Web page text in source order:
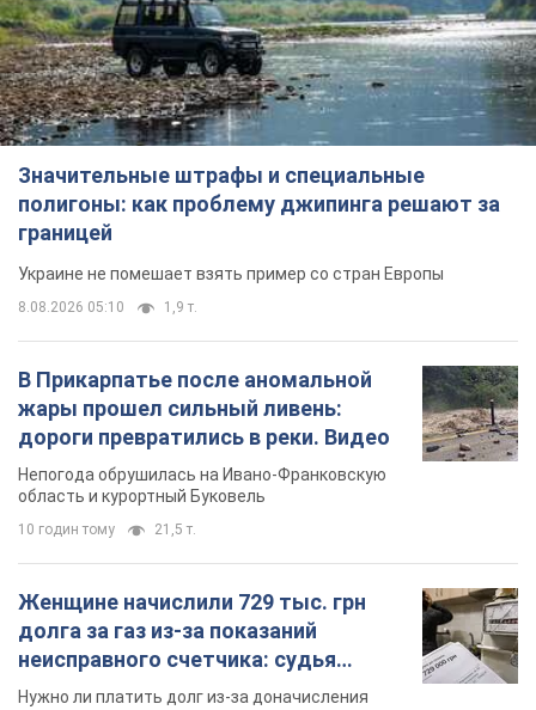
Значительные штрафы и специальные
полигоны: как проблему джипинга решают за
границей
Украине не помешает взять пример со стран Европы
8.08.2026 05:10 1,9 т.
В Прикарпатье после аномальной
жары прошел сильный ливень:
дороги превратились в реки. Видео
Непогода обрушилась на Ивано-Франковскую
область и курортный Буковель
10 годин тому 21,5 т.
Женщине начислили 729 тыс. грн
долга за газ из-за показаний
неисправного счетчика: судья
вынес неожиданное решение
Нужно ли платить долг из-за доначисления